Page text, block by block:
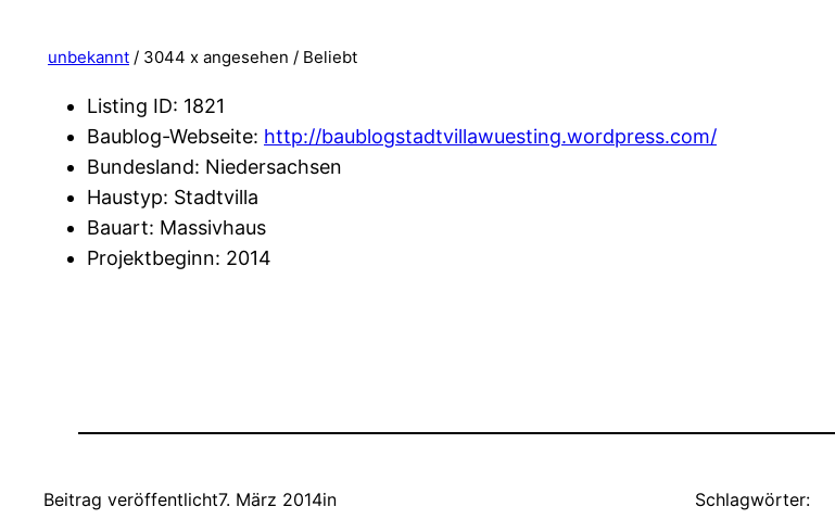
unbekannt / 3044 x angesehen / Beliebt
Listing ID: 1821
Baublog-Webseite: http://baublogstadtvillawuesting.wordpress.com/
Bundesland: Niedersachsen
Haustyp: Stadtvilla
Bauart: Massivhaus
Projektbeginn: 2014
Beitrag veröffentlicht7. März 2014in Schlagwörter: